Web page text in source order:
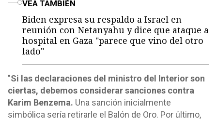
VEA TAMBIÉN
Biden expresa su respaldo a Israel en
reunión con Netanyahu y dice que ataque a
hospital en Gaza "parece que vino del otro
lado"
"Si las declaraciones del ministro del Interior son
ciertas, debemos considerar sanciones contra
Karim Benzema. Una sanción inicialmente
simbólica sería retirarle el Balón de Oro. Por último,